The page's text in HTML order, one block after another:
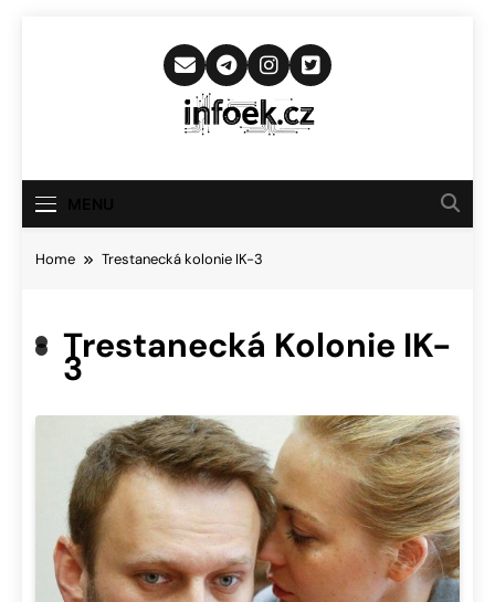
Infoek.cz
Novinkám
Home Trestanecká kolonie IK-3
Trestanecká Kolonie IK-
3